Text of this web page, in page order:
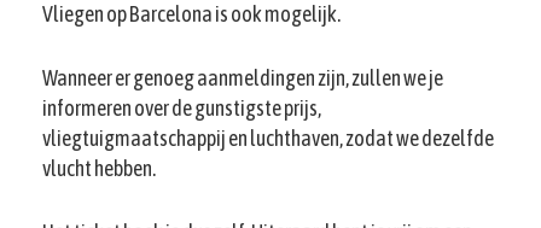
Vliegen op Barcelona is ook mogelijk.
Wanneer er genoeg aanmeldingen zijn, zullen we je
informeren over de gunstigste prijs,
vliegtuigmaatschappij en luchthaven, zodat we dezelfde
vlucht hebben.